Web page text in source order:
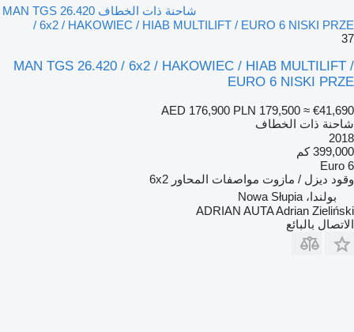
شاحنة ذات الخطاف MAN TGS 26.420
/ 6x2 / HAKOWIEC / HIAB MULTILIFT / EURO 6 NISKI PRZE
37
MAN TGS 26.420 / 6x2 / HAKOWIEC / HIAB MULTILIFT /
EURO 6 NISKI PRZE
AED 176,900 PLN 179,500 ≈ €41,690
شاحنة ذات الخطاف
2018
399,000 كم
Euro 6
وقود ديزل / مازوت مواصفات المحاور 6x2
بولندا، Nowa Słupia
ADRIAN AUTA Adrian Zieliński
الاتصال بالبائع